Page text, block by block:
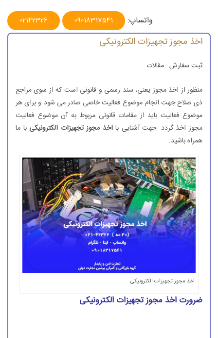
مهم ترین کالاهای قابل دریافت مجوز برای واردات
چه کالاهای قابل سفارش و شامل اخذ مجوز می شوند ؟
چه شرکت هایی مورد تایید اداره گمرک برای دریافت قطعات الکترونیکی
روند واردات تجهیزات الکترونیکی معمولا چگونه است؟
ورود اطلاعات در سامانهEPL
ارزیابی
مشکلات مربوط به واردات تجهیزات الکتریکی
نکات ضروری قبل از اخذ مجوز تجهیزات الکتریکی
چرا قطعات الکترونیکی در ایران تولید نمی‌شوند؟
واتساپ: 09018317541
02142326
اخذ مجوز تجهیزات الکترونیکی
ثبت سفارش مقالات
منظور از اخذ مجوز یعنی، سند رسمی و قانونی است که از سوی مراجع
ذی صلاح جهت انجام موضوع فعالیت خاصی صادر می شود و برای هر
موضوع فعالیت باید از مقامات قانونی مربوط به آن موضوع فعالیت
مجوز اخذ گردد. جهت آشنایی بااخذ مجوز تجهیزات الکترونیکی با ما
همراه باشید.
اخذ مجوز تجهیزات الکترونیکی
ضرورت اخذ مجوز تجهیزات الکترونیکی